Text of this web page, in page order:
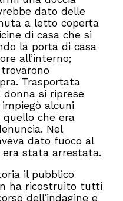
dato delle
a letto coperta
di casa che si
la porta di casa
all’interno;
Trasportata
donna si riprese
alcuni
che era
Nel
dato fuoco al
era stata arrestata.
il pubblico
ha ricostruito tutti
dell’indagine e